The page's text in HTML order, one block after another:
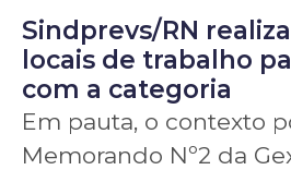
Sindprevs/RN
locais de trabalho
com a categoria
Em pauta, o contexto
Memorando Nº2 da